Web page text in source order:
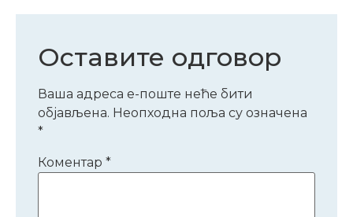
Оставите одговор
Ваша адреса е-поште неће бити
објављена. Неопходна поља су означена
*
Коментар *